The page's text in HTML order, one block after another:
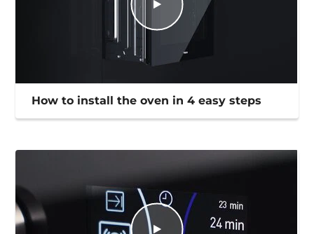
How to install the oven in 4 easy steps